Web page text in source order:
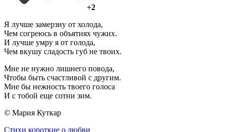
+2
Я лучше замерзну от холода,
Чем согреюсь в объятиях чужих.
И лучше умру я от голода,
Чем вкушу сладость губ не твоих.
Мне не нужно лишнего повода,
Чтобы быть счастливой с другим.
Мне бы нежность твоего голоса
И с тобой еще сотни зим.
© Мария Куткар
Стихи короткие о любви